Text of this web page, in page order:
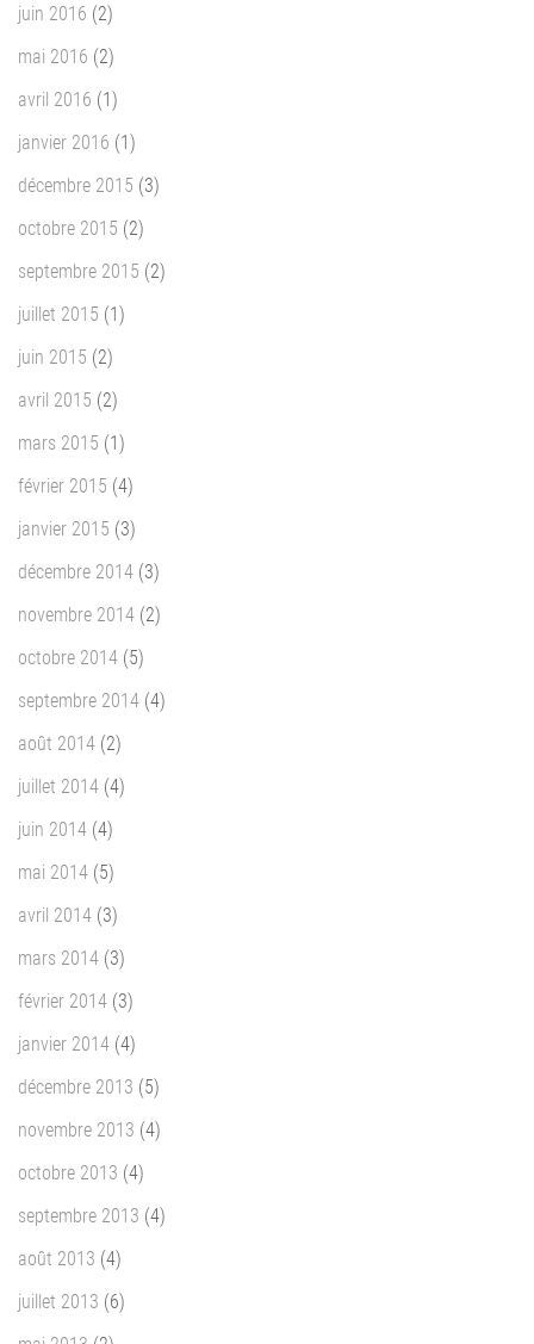
juin 2016 (2)
mai 2016 (2)
avril 2016 (1)
janvier 2016 (1)
décembre 2015 (3)
octobre 2015 (2)
septembre 2015 (2)
juillet 2015 (1)
juin 2015 (2)
avril 2015 (2)
mars 2015 (1)
février 2015 (4)
janvier 2015 (3)
décembre 2014 (3)
novembre 2014 (2)
octobre 2014 (5)
septembre 2014 (4)
août 2014 (2)
juillet 2014 (4)
juin 2014 (4)
mai 2014 (5)
avril 2014 (3)
mars 2014 (3)
février 2014 (3)
janvier 2014 (4)
décembre 2013 (5)
novembre 2013 (4)
octobre 2013 (4)
septembre 2013 (4)
août 2013 (4)
juillet 2013 (6)